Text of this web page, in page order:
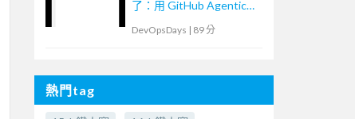
了：用 GitHub Agentic
Workflows 打造
DevOpsDays | 89 分
熱門tag